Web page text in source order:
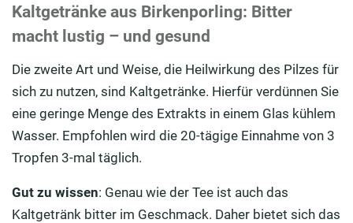
Kaltgetränke aus Birkenporling: Bitter
macht lustig – und gesund
Die zweite Art und Weise, die Heilwirkung des Pilzes für
sich zu nutzen, sind Kaltgetränke. Hierfür verdünnen Sie
eine geringe Menge des Extrakts in einem Glas kühlem
Wasser. Empfohlen wird die 20-tägige Einnahme von 3
Tropfen 3-mal täglich.
Gut zu wissen: Genau wie der Tee ist auch das
Kaltgetränk bitter im Geschmack. Daher bietet sich das